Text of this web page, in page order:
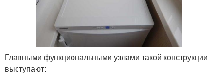
Главными функциональными узлами такой конструкции
выступают: